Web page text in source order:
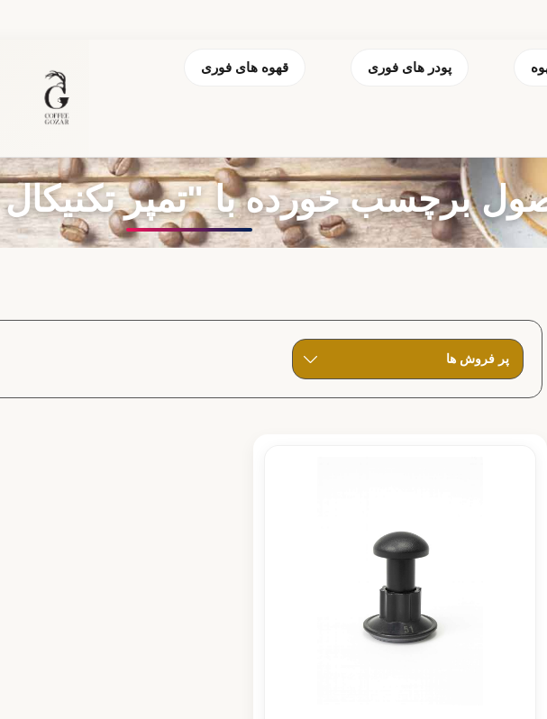
پودر های فوری قهوه های فوری
برچسب خورده با "تمپر تکنیکال سایز